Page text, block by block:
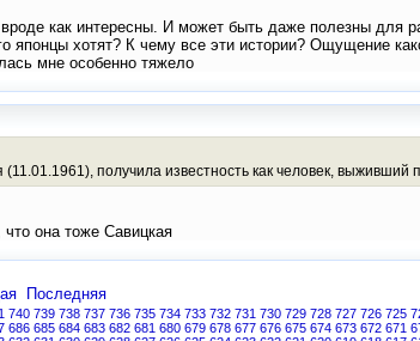
как интересны. И может быть даже полезны
японцы хотят? К чему все эти истории? Ощущение
мне особенно тяжело
получила известность как человек,
она тоже Савицкая
Последняя
740 739 738 737 736 735 734 733 732 731 730 729 728 727 726 725
686 685 684 683 682 681 680 679 678 677 676 675 674 673 672 671